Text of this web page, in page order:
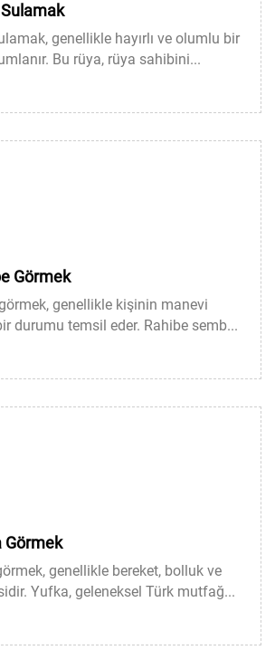
genellikle hayırlı ve olumlu bir
Bu rüya, rüya sahibini...
Görmek
genellikle kişinin manevi
durumu temsil eder. Rahibe semb...
Görmek
genellikle bereket, bolluk ve
Yufka, geleneksel Türk mutfağ...